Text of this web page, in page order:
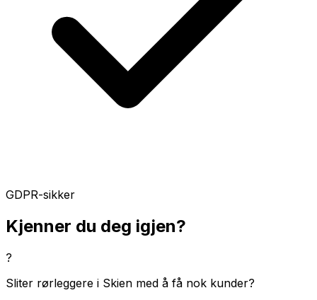
GDPR-sikker
Kjenner du deg igjen?
?
Sliter rørleggere i Skien med å få nok kunder?